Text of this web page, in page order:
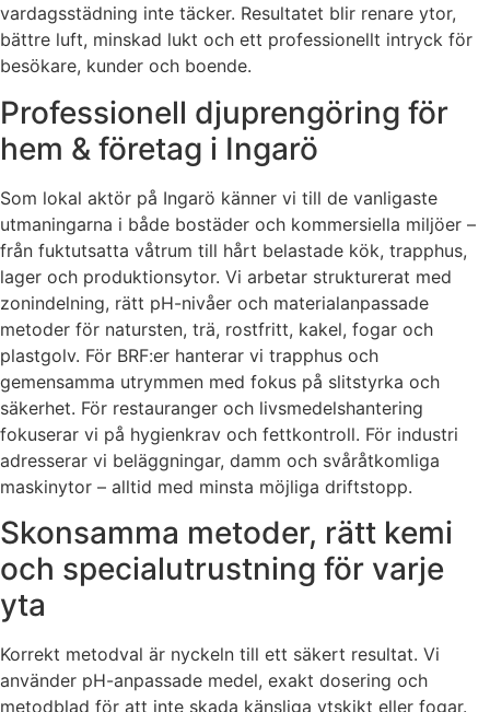
vardagsstädning inte täcker. Resultatet blir renare ytor,
bättre luft, minskad lukt och ett professionellt intryck för
besökare, kunder och boende.
Professionell djuprengöring för
hem & företag i Ingarö
Som lokal aktör på Ingarö känner vi till de vanligaste
utmaningarna i både bostäder och kommersiella miljöer –
från fuktutsatta våtrum till hårt belastade kök, trapphus,
lager och produktionsytor. Vi arbetar strukturerat med
zonindelning, rätt pH-nivåer och materialanpassade
metoder för natursten, trä, rostfritt, kakel, fogar och
plastgolv. För BRF:er hanterar vi trapphus och
gemensamma utrymmen med fokus på slitstyrka och
säkerhet. För restauranger och livsmedelshantering
fokuserar vi på hygienkrav och fettkontroll. För industri
adresserar vi beläggningar, damm och svåråtkomliga
maskinytor – alltid med minsta möjliga driftstopp.
Skonsamma metoder, rätt kemi
och specialutrustning för varje
yta
Korrekt metodval är nyckeln till ett säkert resultat. Vi
använder pH-anpassade medel, exakt dosering och
metodblad för att inte skada känsliga ytskikt eller fogar.